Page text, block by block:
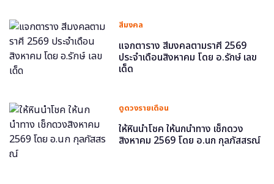
สีมงคล
แจกตาราง สีมงคลตามราศี 2569
ประจำเดือนสิงหาคม โดย อ.รักษ์ เลข
เด็ด
ดูดวงรายเดือน
ให้หินนำโชค ให้นกนำทาง เช็กดวง
สิงหาคม 2569 โดย อ.นก กุลภัสสรณ์